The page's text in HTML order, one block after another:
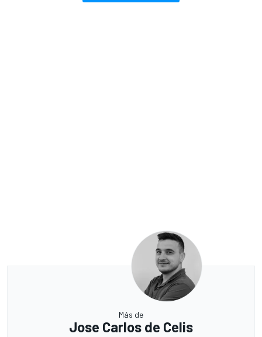
Más de
Jose Carlos de Celis